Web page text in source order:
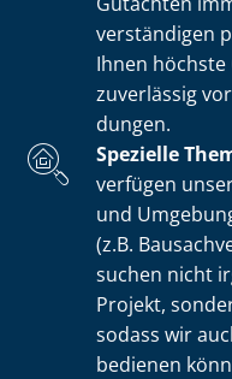
ver­stän­di­gen
Ihnen höchste
zuverlässig
dun­gen.
Spezielle
verfügen
und
(z.B.
suchen nicht
Projekt,
sodass wir
bedienen